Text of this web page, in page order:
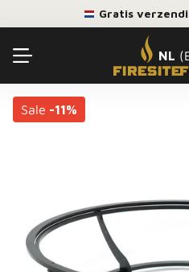
Gratis
NL
Sale -11%